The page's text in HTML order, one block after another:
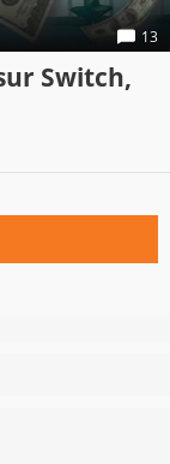
13
Switch,